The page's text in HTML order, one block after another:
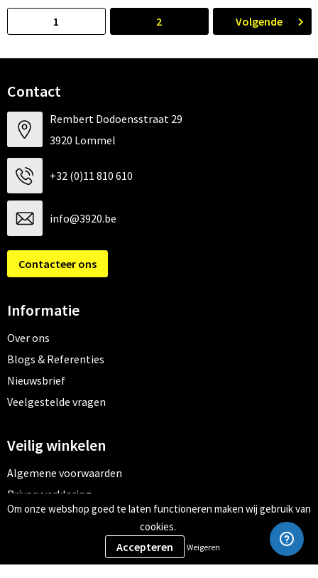
1 2 Volgende
Contact
Rembert Dodoensstraat 29
3920 Lommel
+32 (0)11 810 610
info@3920.be
Contacteer ons
Informatie
Over ons
Blogs & Referenties
Nieuwsbrief
Veelgestelde vragen
Veilig winkelen
Algemene voorwaarden
Privacyverklaring
Cookiebeleid
Om onze webshop goed te laten functioneren maken wij gebruik van
cookies.
Weigeren